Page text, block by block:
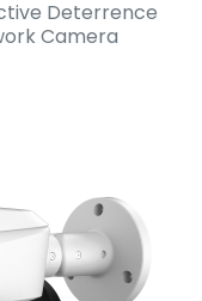
Deterrence
Camera